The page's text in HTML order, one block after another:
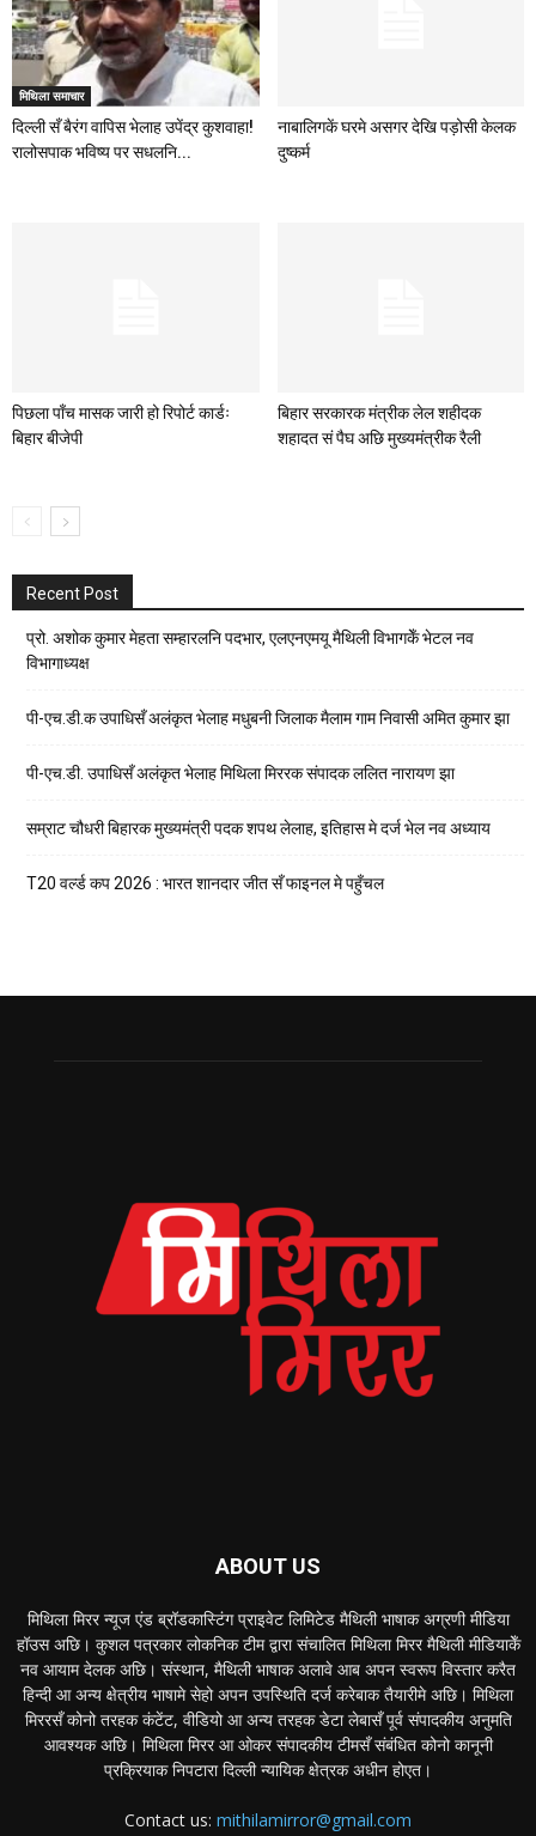
मिथिला समाचार
दिल्ली सँ बैरंग वापिस भेलाह उपेंद्र कुशवाहा!
रालोसपाक भविष्य पर सधलनि...
नाबालिगकें घरमे असगर देखि पड़ोसी केलक
दुष्कर्म
पिछला पाँच मासक जारी हो रिपोर्ट कार्डः
बिहार बीजेपी
बिहार सरकारक मंत्रीक लेल शहीदक
शहादत सं पैघ अछि मुख्यमंत्रीक रैली
Recent Post
प्रो. अशोक कुमार मेहता सम्हारलनि पदभार, एलएनएमयू मैथिली विभागकेँ भेटल नव
विभागाध्यक्ष
पी-एच.डी.क उपाधिसँ अलंकृत भेलाह मधुबनी जिलाक मैलाम गाम निवासी अमित कुमार झा
पी-एच.डी. उपाधिसँ अलंकृत भेलाह मिथिला मिररक संपादक ललित नारायण झा
सम्राट चौधरी बिहारक मुख्यमंत्री पदक शपथ लेलाह, इतिहास मे दर्ज भेल नव अध्याय
T20 वर्ल्ड कप 2026 : भारत शानदार जीत सँ फाइनल मे पहुँचल
ABOUT US
मिथिला मिरर न्यूज एंड ब्रॉडकास्टिंग प्राइवेट लिमिटेड मैथिली भाषाक अग्रणी मीडिया
हॉउस अछि। कुशल पत्रकार लोकनिक टीम द्वारा संचालित मिथिला मिरर मैथिली मीडियाकेँ
नव आयाम देलक अछि। संस्थान, मैथिली भाषाक अलावे आब अपन स्वरूप विस्तार करैत
हिन्दी आ अन्य क्षेत्रीय भाषामे सेहो अपन उपस्थिति दर्ज करेबाक तैयारीमे अछि। मिथिला
मिररसँ कोनो तरहक कंटेंट, वीडियो आ अन्य तरहक डेटा लेबासँ पूर्व संपादकीय अनुमति
आवश्यक अछि। मिथिला मिरर आ ओकर संपादकीय टीमसँ संबंधित कोनो कानूनी
प्रक्रियाक निपटारा दिल्ली न्यायिक क्षेत्रक अधीन होएत।
Contact us: mithilamirror@gmail.com